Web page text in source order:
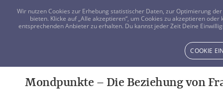
Mondpunkte – Die Beziehung von
Wir nutzen Cookies zur Erhebung statistischer Daten, zur Optimierung
bieten. Klicke auf „Alle akzeptieren“, um Cookies zu akzeptieren
entsprechenden Anbieter zu erhalten. Du kannst jeder Zeit Deine
COOKIE